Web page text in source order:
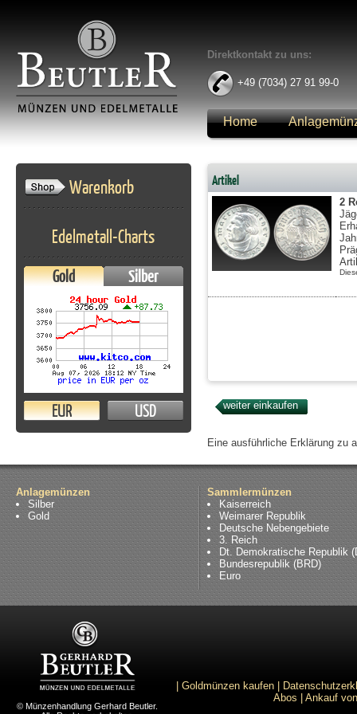
Direktkontakt zu uns:
+49 (7034) 27 91 99-0
Home
Warenkorb
Edelmetall-Charts
Gold Silber
EUR USD
Artikel
2
Eine ausführliche Erklärung zu
Anlagemünzen
Silber
Gold
Sammlermünzen
Kaiserreich
Weimarer Republik
Deutsche Nebengebiete
3. Reich
Dt. Demokratische Republik
Bundesrepublik (BRD)
Euro
© Münzenhandlung Gerhard Beutler.
Goldmünzen kaufen
Abos
Ankauf